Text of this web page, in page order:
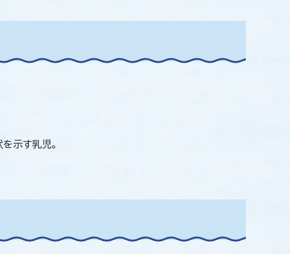
示す乳児。